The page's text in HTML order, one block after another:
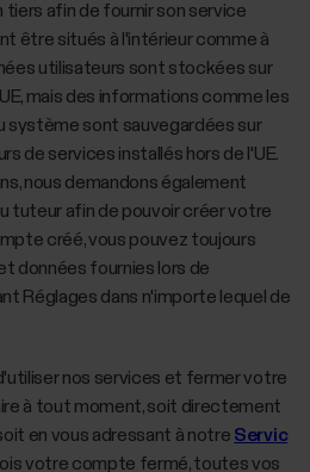
tiers afin de fournir son service
être situés à l'intérieur comme à
utilisateurs sont stockées sur
mais des informations comme les
système sont sauvegardées sur
de services installés hors de l'UE.
nous demandons également
tuteur afin de pouvoir créer votre
créé, vous pouvez toujours
données fournies lors de
Réglages dans n'importe lequel de
nos services et fermer votre
à tout moment, soit directement
en vous adressant à notre Servic
votre compte fermé, toutes vos